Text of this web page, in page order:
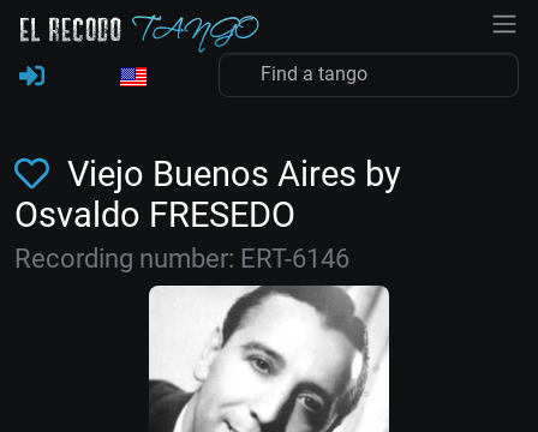
Viejo Buenos Aires by
Osvaldo FRESEDO
Recording number: ERT-6146